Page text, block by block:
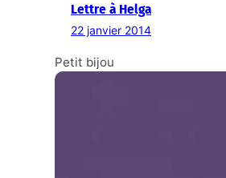
Lettre à Helga
22 janvier 2014
Petit bijou